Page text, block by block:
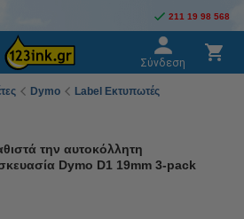
211 19 98 568
Σύνδεση
Dymo
Label Εκτυπωτές
την αυτοκόλλητη
Dymo D1 19mm 3-pack